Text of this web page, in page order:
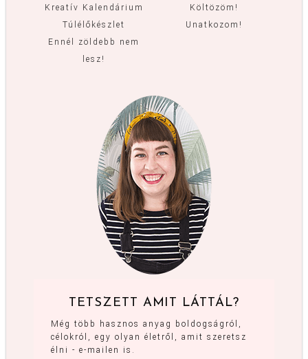
Kreatív Kalendárium
Túlélőkészlet
Ennél zöldebb nem
lesz!
Költözöm!
Unatkozom!
TETSZETT AMIT LÁTTÁL?
Még több hasznos anyag boldogságról,
célokról, egy olyan életről, amit szeretsz
élni - e-mailen is.